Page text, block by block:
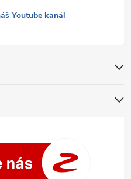
Youtube kanál